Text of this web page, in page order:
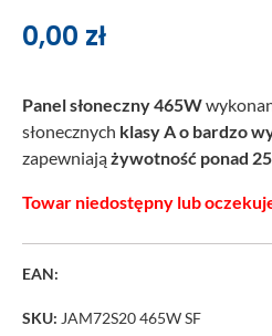
0,00 zł
Panel słoneczny 465W
słonecznych klasy A o bardzo
zapewniajążywotność ponad
Towar niedostępny lub
EAN:
SKU: JAM72S20 465W SF